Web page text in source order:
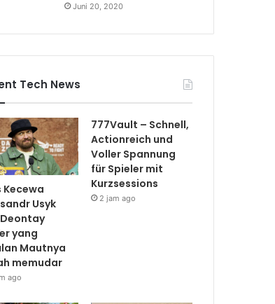
Juni 20, 2020
Tech News
Kecewa
Usyk
yang
Mautnya
memudar
ago
777Vault – Schnell,
Actionreich und
Voller Spannung
für Spieler mit
Kurzsessions
2 jam ago